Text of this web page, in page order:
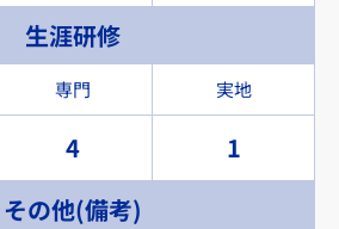
生涯研修
専門 実地
4
1
その他(備考)